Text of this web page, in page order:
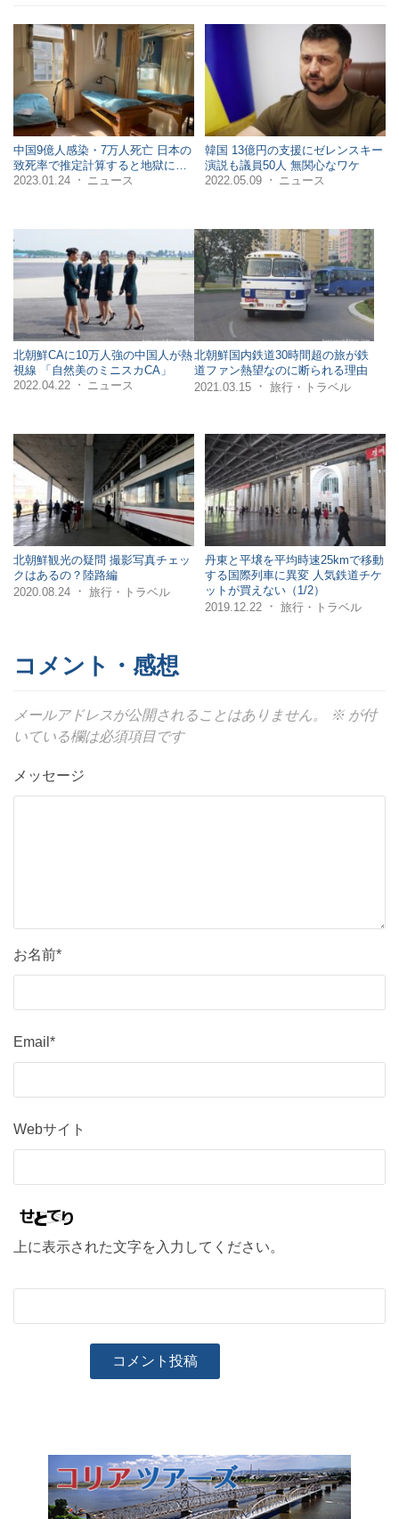
中国9億人感染・7万人死亡 日本の
致死率で推定計算すると地獄に…
2023.01.24
・ ニュース
韓国 13億円の支援にゼレンスキー
演説も議員50人 無関心なワケ
2022.05.09
・ ニュース
北朝鮮CAに10万人強の中国人が熱
視線 「自然美のミニスカCA」
2022.04.22
・ ニュース
北朝鮮国内鉄道30時間超の旅が鉄
道ファン熱望なのに断られる理由
2021.03.15 ・ 旅行・トラベル
北朝鮮観光の疑問 撮影写真チェッ
クはあるの？陸路編
2020.08.24 ・ 旅行・トラベル
丹東と平壌を平均時速25kmで移動
する国際列車に異変 人気鉄道チケ
ットが買えない（1/2）
2019.12.22 ・旅行・トラベル
コメント・感想
メールアドレスが公開されることはありません。 ※ が付
いている欄は必須項目です
メッセージ
お名前*
Email*
Webサイト
上に表示された文字を入力してください。